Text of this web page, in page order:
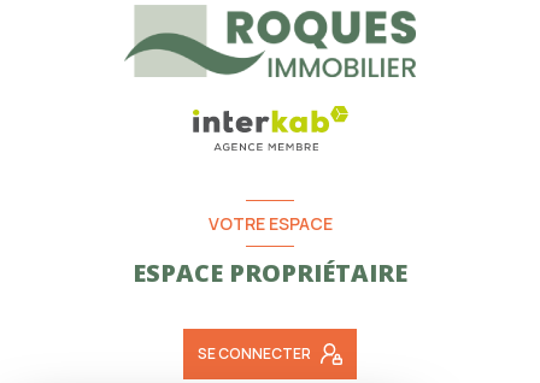
VOTRE ESPACE
ESPACE PROPRIÉTAIRE
SE CONNECTER